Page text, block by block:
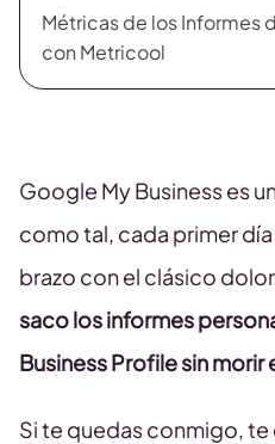
Métricas de los Informes
con Metricool
Google My Business es
como tal, cada primer
brazo con el clásico
saco los informes
Business Profile sin morir
Si te quedas conmigo,